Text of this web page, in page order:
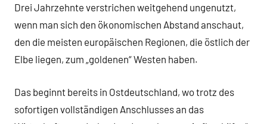
Drei Jahrzehnte verstrichen weitgehend ungenutzt,
wenn man sich den ökonomischen Abstand anschaut,
den die meisten europäischen Regionen, die östlich der
Elbe liegen, zum „goldenen“ Westen haben.
Das beginnt bereits in Ostdeutschland, wo trotz des
sofortigen vollständigen Anschlusses an das